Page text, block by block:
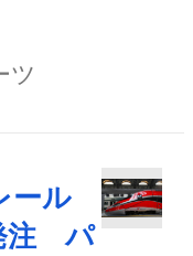
ツ
ール
注 パ